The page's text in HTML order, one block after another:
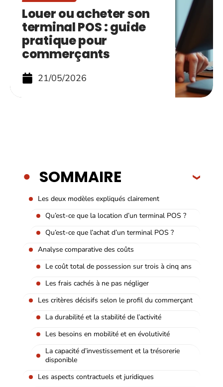
Louer ou acheter son
terminal POS : guide
pratique pour
commerçants
21/05/2026
SOMMAIRE
Les deux modèles expliqués clairement
Qu’est-ce que la location d’un terminal POS ?
Qu’est-ce que l’achat d’un terminal POS ?
Analyse comparative des coûts
Le coût total de possession sur trois à cinq ans
Les frais cachés à ne pas négliger
Les critères décisifs selon le profil du commerçant
La durabilité et la stabilité de l’activité
Les besoins en mobilité et en évolutivité
La capacité d’investissement et la trésorerie
disponible
Les aspects contractuels et juridiques